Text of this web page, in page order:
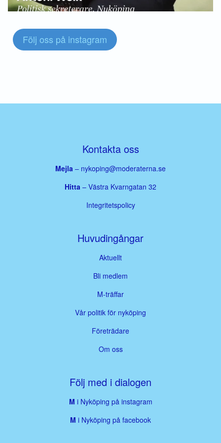
Följ oss på instagram
Kontakta oss
Mejla – nykoping@moderaterna.se
Hitta – Västra Kvarngatan 32
Integritetspolicy
Huvudingångar
Aktuellt
Bli medlem
M-träffar
Vår politik för nyköping
Företrädare
Om oss
Följ med i dialogen
M i Nyköping på instagram
M i Nyköping på facebook